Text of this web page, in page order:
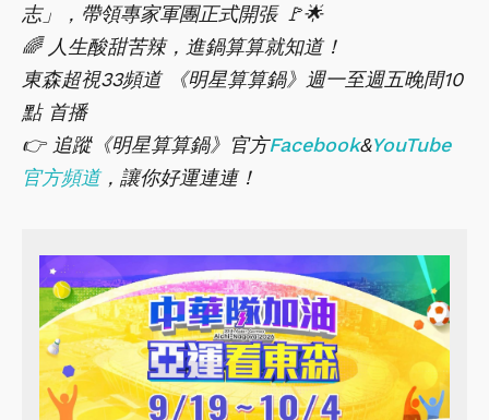
志」，帶領專家軍團正式開張 🚩🌟
🌈 人生酸甜苦辣，進鍋算算就知道！
東森超視33頻道 《明星算算鍋》週一至週五晚間10
點 首播
👉 追蹤《明星算算鍋》官方Facebook&YouTube
官方頻道，讓你好運連連！